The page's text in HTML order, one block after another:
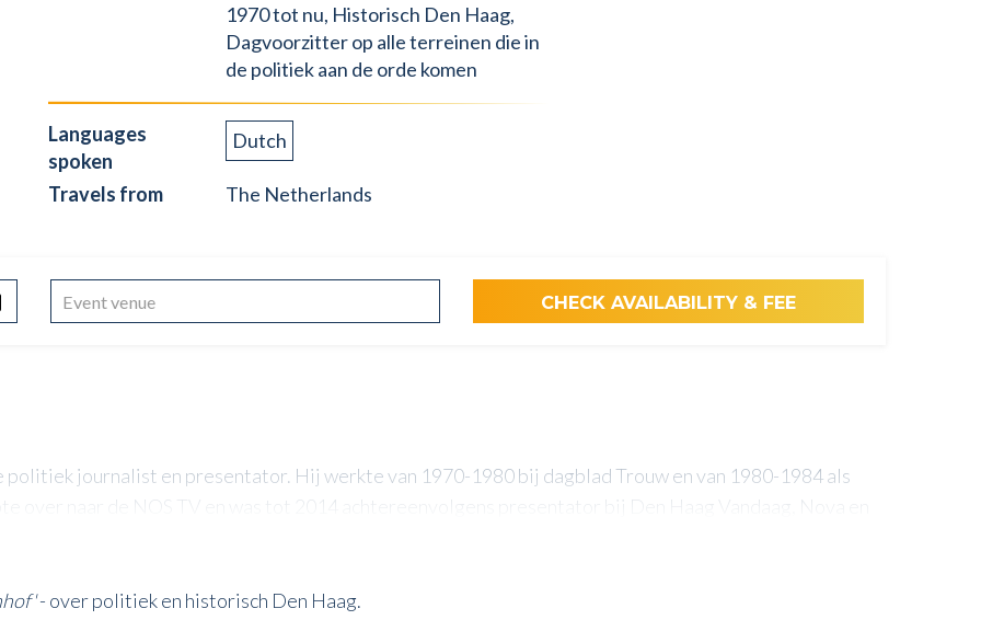
1970 tot nu, Historisch Den Haag,
Dagvoorzitter op alle terreinen die in
de politiek aan de orde komen
Languages
spoken
Dutch
Travels from The Netherlands
journalist en presentator. Hij werkte van 1970-1980 bij dagblad Trouw en van 1980-1984 als
over naar de NOS TV en was tot 2014 achtereenvolgens presentator bij Den Haag Vandaag, Nova en
- over politiek en historisch Den Haag.